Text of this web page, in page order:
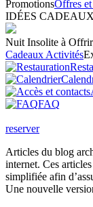
PromotionsOffres
IDÉES CADEAUX
Nuit Insolite à Offrir
Cadeaux Activités
FAQ
reserver
Articles du blog
internet. Ces
simplifiée afin
Une nouvelle